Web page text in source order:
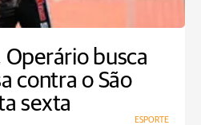
busca
contra o São
sexta
ESPORTE